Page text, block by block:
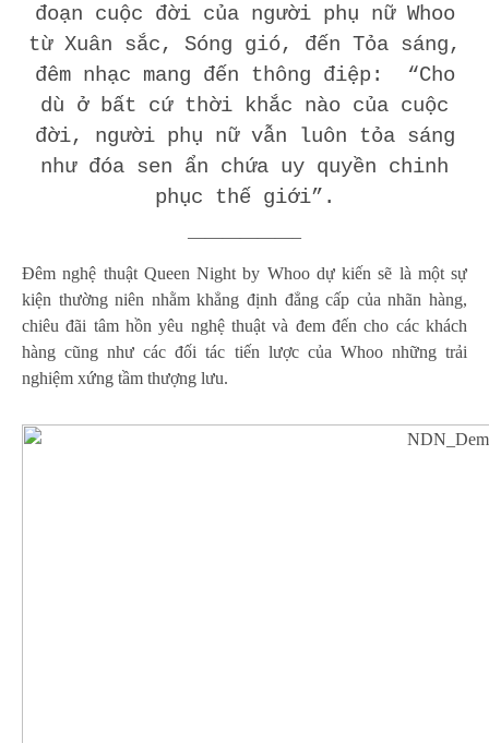
đoạn cuộc đời của người phụ nữ Whoo
từ Xuân sắc, Sóng gió, đến Tỏa sáng,
đêm nhạc mang đến thông điệp: “Cho
dù ở bất cứ thời khắc nào của cuộc
đời, người phụ nữ vẫn luôn tỏa sáng
như đóa sen ẩn chứa uy quyền chinh
phục thế giới”.
——————–
Đêm nghệ thuật Queen Night by Whoo dự kiến sẽ là một sự
kiện thường niên nhằm khẳng định đẳng cấp của nhãn hàng,
chiêu đãi tâm hồn yêu nghệ thuật và đem đến cho các khách
hàng cũng như các đối tác tiến lược của Whoo những trải
nghiệm xứng tầm thượng lưu.